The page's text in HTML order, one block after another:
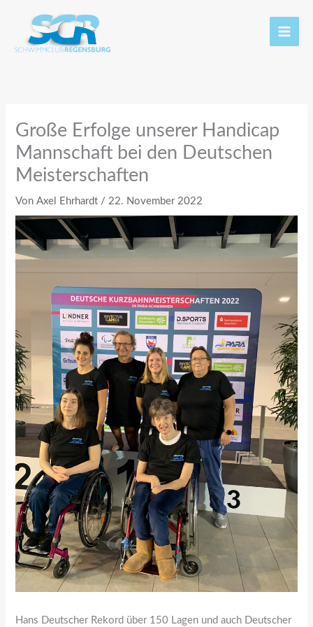
springen
Große Erfolge unserer Handicap
Mannschaft bei den Deutschen
Meisterschaften
VonAxel Ehrhardt /22. November 2022
Hans Deutscher Rekord über 150 Lagen und auch Deutscher